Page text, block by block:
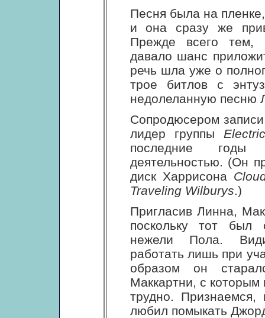
Песня была на
и она сразу же
Прежде всего тем,
давало шанс
речь шла уже о
трое битлов с
недолеланную песню
Сопродюсером
лидер группы
последние годы
деятельностью. (Он
диск Харрисона
Traveling Wilburys.)
Пригласив Линна,
поскольку тот был
нежели Пола.
работать лишь при
образом он
Маккартни, с которым
трудно.
любил помыкать